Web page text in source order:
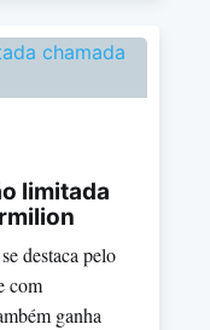
limitada
destaca pelo
com
ganha